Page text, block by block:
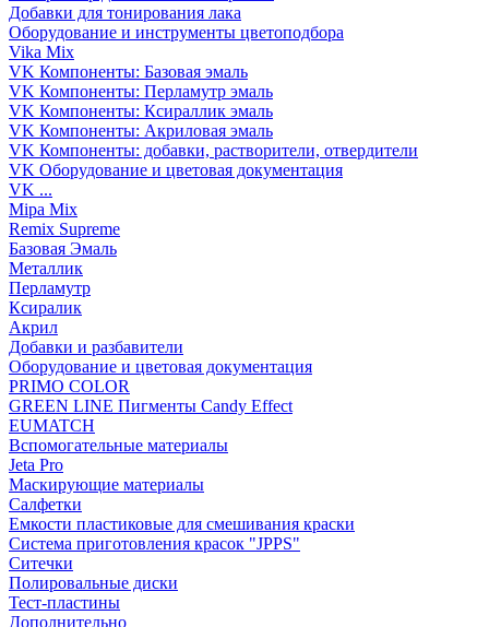
Добавки для тонирования лака
Оборудование и инструменты цветоподбора
Vika Mix
VK Компоненты: Базовая эмаль
VK Компоненты: Перламутр эмаль
VK Компоненты: Ксираллик эмаль
VK Компоненты: Акриловая эмаль
VK Компоненты: добавки, растворители, отвердители
VK Оборудование и цветовая документация
VK ...
Mipa Mix
Remix Supreme
Базовая Эмаль
Металлик
Перламутр
Ксиралик
Акрил
Добавки и разбавители
Оборудование и цветовая документация
PRIMO COLOR
GREEN LINE Пигменты Candy Effect
EUMATCH
Вспомогательные материалы
Jeta Pro
Маскирующие материалы
Салфетки
Емкости пластиковые для смешивания краски
Система приготовления красок "JPPS"
Ситечки
Полировальные диски
Тест-пластины
Дополнительно